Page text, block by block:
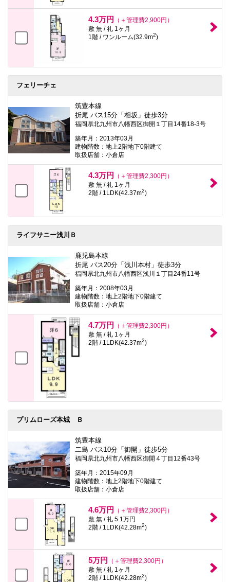
4.3万円
（＋管理費2,900円）
敷 無 / 礼 1ヶ月
1階 / ワンルーム(32.9m2)
フェリーチェ
筑豊本線
折尾 バス15分「相坂」徒歩3分
福岡県北九州市八幡西区御開１丁目14番18-3号
築年月：2013年03月
建物階数：地上2階地下0階建て
取扱店舗：小倉店
4.3万円
（＋管理費2,300円）
敷 無 / 礼 1ヶ月
2階 / 1LDK(42.37m2)
ライフサニー浅川Ｂ
鹿児島本線
折尾 バス20分「浅川本村」徒歩3分
福岡県北九州市八幡西区浅川１丁目24番11号
築年月：2008年03月
建物階数：地上2階地下0階建て
取扱店舗：小倉店
4.7万円
（＋管理費2,300円）
敷 無 / 礼 1ヶ月
2階 / 1LDK(42.37m2)
プリムローズ本城 Ｂ
筑豊本線
二島 バス10分「御開」徒歩5分
福岡県北九州市八幡西区御開４丁目12番43号
築年月：2015年09月
建物階数：地上2階地下0階建て
取扱店舗：小倉店
4.6万円
（＋管理費2,300円）
敷 無 / 礼 5.1万円
2階 / 1LDK(42.28m2)
5万円
（＋管理費2,300円）
敷 無 / 礼 1ヶ月
2階 / 1LDK(42.28m2)